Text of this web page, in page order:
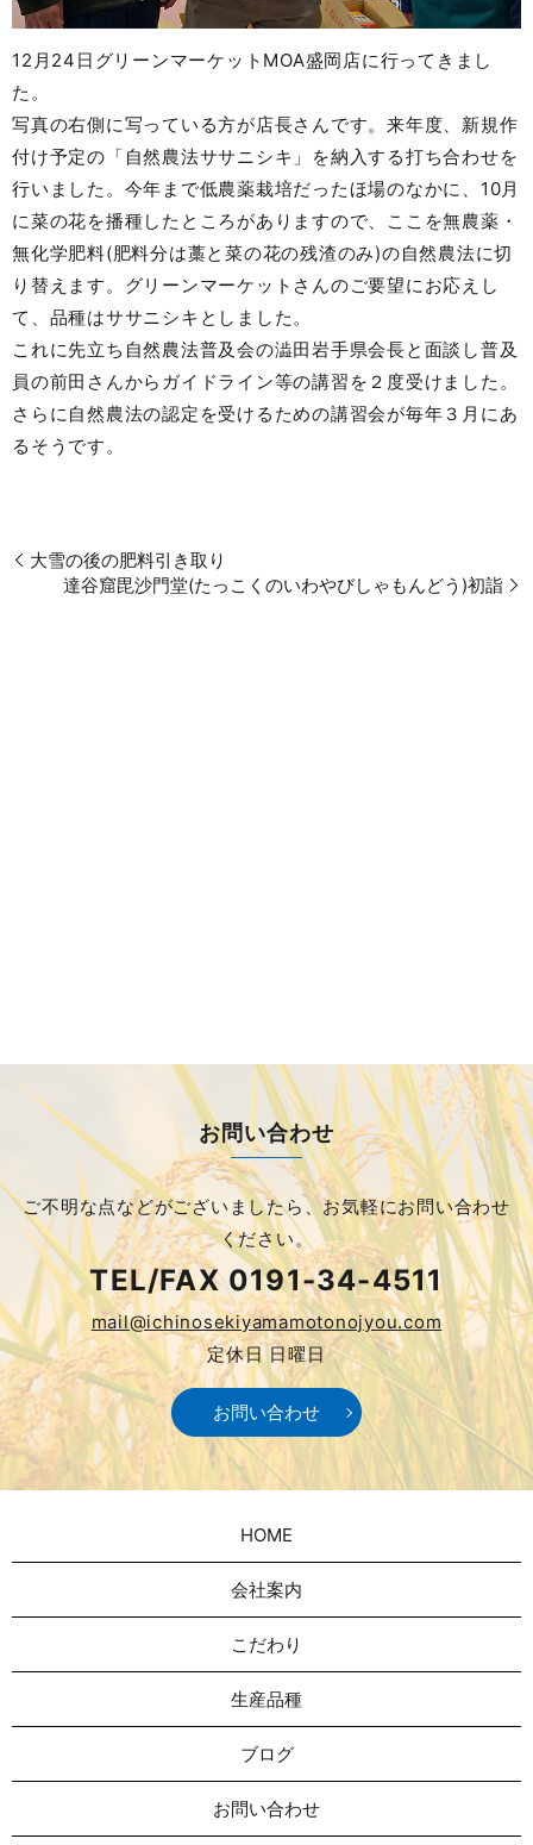
12月24日グリーンマーケットMOA盛岡店に行ってきまし
た。
写真の右側に写っている方が店長さんです。来年度、新規作
付け予定の「自然農法ササニシキ」を納入する打ち合わせを
行いました。今年まで低農薬栽培だったほ場のなかに、10月
に菜の花を播種したところがありますので、ここを無農薬・
無化学肥料(肥料分は藁と菜の花の残渣のみ)の自然農法に切
り替えます。グリーンマーケットさんのご要望にお応えし
て、品種はササニシキとしました。
これに先立ち自然農法普及会の澁田岩手県会長と面談し普及
員の前田さんからガイドライン等の講習を２度受けました。
さらに自然農法の認定を受けるための講習会が毎年３月にあ
るそうです。
大雪の後の肥料引き取り
達谷窟毘沙門堂(たっこくのいわやびしゃもんどう)初詣
お問い合わせ
ご不明な点などがございましたら、お気軽にお問い合わせ
ください。
TEL/FAX 0191-34-4511
mail@ichinosekiyamamotonojyou.com
定休日 日曜日
お問い合わせ
HOME
会社案内
こだわり
生産品種
ブログ
お問い合わせ